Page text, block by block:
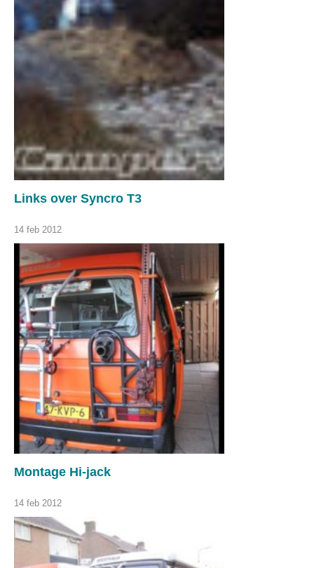
Links over Syncro T3
14 feb 2012
Montage Hi-jack
14 feb 2012